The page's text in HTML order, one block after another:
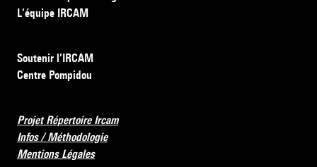
L’équipe IRCAM
Soutenir l’IRCAM
Centre Pompidou
Projet Répertoire Ircam
Infos / Méthodologie
Mentions Légales